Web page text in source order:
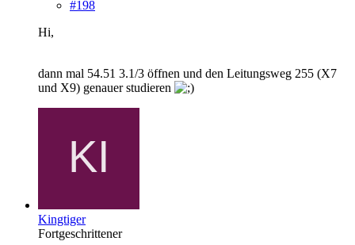
#198
Hi,
dann mal 54.51 3.1/3 öffnen und den Leitungsweg 255 (X7
und X9) genauer studieren
Kingtiger
Fortgeschrittener